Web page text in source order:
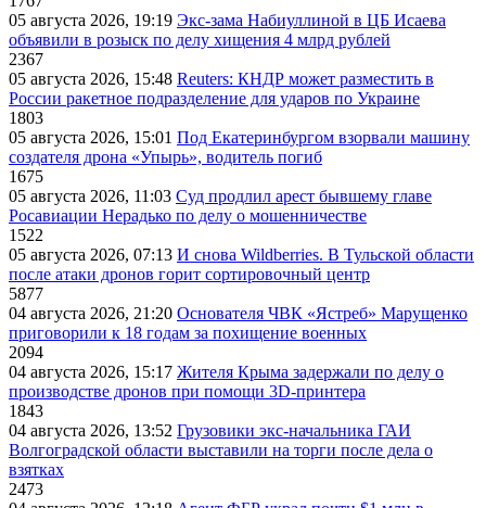
05 августа 2026, 19:19 Экс-зама Набиуллиной в ЦБ Исаева
объявили в розыск по делу хищения 4 млрд рублей
2367
05 августа 2026, 15:48 Reuters: КНДР может разместить в
России ракетное подразделение для ударов по Украине
1803
05 августа 2026, 15:01 Под Екатеринбургом взорвали машину
создателя дрона «Упырь», водитель погиб
1675
05 августа 2026, 11:03 Суд продлил арест бывшему главе
Росавиации Нерадько по делу о мошенничестве
1522
05 августа 2026, 07:13 И снова Wildberries. В Тульской области
после атаки дронов горит сортировочный центр
5877
04 августа 2026, 21:20 Основателя ЧВК «Ястреб» Марущенко
приговорили к 18 годам за похищение военных
2094
04 августа 2026, 15:17 Жителя Крыма задержали по делу о
производстве дронов при помощи 3D‑принтера
1843
04 августа 2026, 13:52 Грузовики экс-начальника ГАИ
Волгоградской области выставили на торги после дела о
взятках
2473